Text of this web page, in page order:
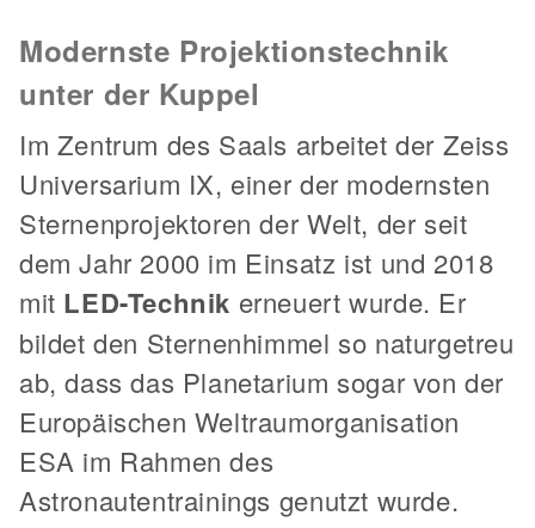
Modernste Projektionstechnik
unter der Kuppel
Im Zentrum des Saals arbeitet der Zeiss
Universarium IX, einer der modernsten
Sternenprojektoren der Welt, der seit
dem Jahr 2000 im Einsatz ist und 2018
mit LED-Technik erneuert wurde. Er
bildet den Sternenhimmel so naturgetreu
ab, dass das Planetarium sogar von der
Europäischen Weltraumorganisation
ESA im Rahmen des
Astronautentrainings genutzt wurde.